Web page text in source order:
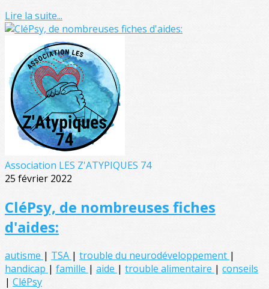
Lire la suite...
Association LES Z'ATYPIQUES 74
25 février 2022
CléPsy, de nombreuses fiches
d'aides:
autisme | TSA | trouble du neurodéveloppement |
handicap | famille | aide | trouble alimentaire | conseils
| CléPsy